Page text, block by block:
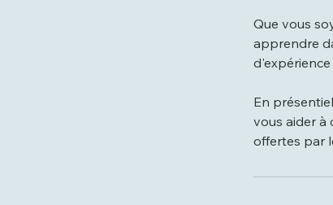
Que vous
apprendre
En
vous aider à
offertes par